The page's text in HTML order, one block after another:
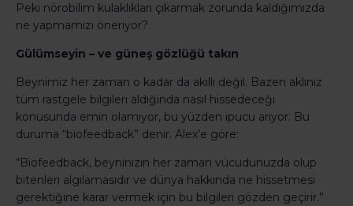
Peki nörobilim kulaklıkları çıkarmak zorunda kaldığımızda
ne yapmamızı öneriyor?
Gülümseyin – ve güneş gözlüğü takın
Beynimiz her zaman o kadar da akıllı değil. Bazen aklınız
tüm rastgele bilgileri aldığında nasıl hissedeceği
konusunda emin olamıyor, bu yüzden ipucu arıyor. Bu
duruma “biofeedback” denir. Alex’e göre:
“Biofeedback, beyninizin her zaman vücudunuzda olup
bitenleri algılamasıdır ve dünya hakkında ne hissetmesi
gerektiğine karar vermek için bu bilgileri gözden geçirir.”